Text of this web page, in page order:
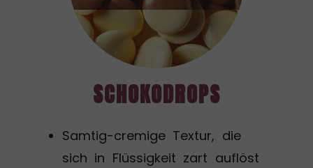
SCHOKODROPS
Samtig-cremige Textur, die
sich in Flüssigkeit zart auflöst